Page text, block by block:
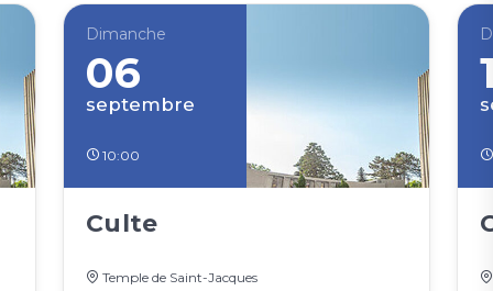
Dimanche
06
septembre
10:00
Culte
Temple de Saint-Jacques